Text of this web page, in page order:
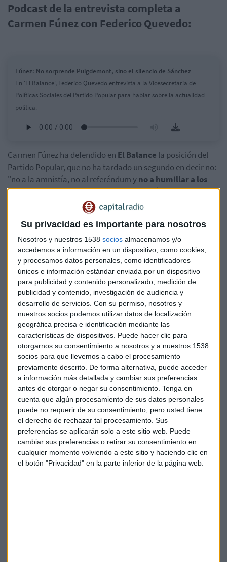
Su privacidad es importante para nosotros
Nosotros y nuestros 1538 socios almacenamos y/o
accedemos a información en un dispositivo, como cookies,
y procesamos datos personales, como identificadores
únicos e información estándar enviada por un dispositivo
para publicidad y contenido personalizado, medición de
publicidad y contenido, investigación de audiencia y
desarrollo de servicios. Con su permiso, nosotros y
nuestros socios podemos utilizar datos de localización
geográfica precisa e identificación mediante las
características de dispositivos. Puede hacer clic para
otorgarnos su consentimiento a nosotros y a nuestros 1538
socios para que llevemos a cabo el procesamiento
previamente descrito. De forma alternativa, puede acceder
a información más detallada y cambiar sus preferencias
antes de otorgar o negar su consentimiento. Tenga en
cuenta que algún procesamiento de sus datos personales
puede no requerir de su consentimiento, pero usted tiene
el derecho de rechazar tal procesamiento. Sus
preferencias se aplicarán solo a este sitio web. Puede
cambiar sus preferencias o retirar su consentimiento en
cualquier momento volviendo a este sitio y haciendo clic en
el botón "Privacidad" en la parte inferior de la página web.
Podcast de la entrevista completa a
Carmen Fúnez con Federico Quevedo:
Fúnez: No sorprende Puigdemont, sino el silencio de Sánchez
En 'El Balance', Federico Quevedo entrevista a la Vicesecretaria de
Políticas Sociales del Partido Popular para hablar sobre la actualidad
política.
Carmen Fúnez ha defendido en El Balance la posición del
Partido Popular, que no ha tardado un segundo en decir no:
"no a la amnistía, no al referéndum yno a humillar a los
españolesy a la democracia". Una reacción que, a su juicio,
no ha tenido el Partido Socialista, que "sigue en el empeño
de arrodillar a la democracia Española frente a
Puigdemont".
"Conceder la amnistía es borrar el delito y eso no cabe en
nuestra Constitución porque nos estaríamos cargando algo
esencial: la igualdad de todos ante la ley". Fúnez explica que
la amnistía se utiliza para pasar de una dictadura a una
democracia y se pregunta: "¿de verdad hay alguien en el
PSOE capaz de decir que en el2017 las leyes no eran
democráticas?.